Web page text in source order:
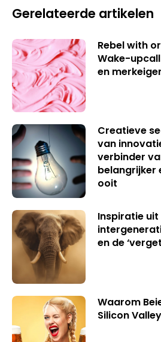
Gerelateerde artikelen
Rebel with
Wake-
en
Creatieve
van
verbinder
belangrijker
ooit
Inspiratie uit
en de
Waarom
Silicon Valley